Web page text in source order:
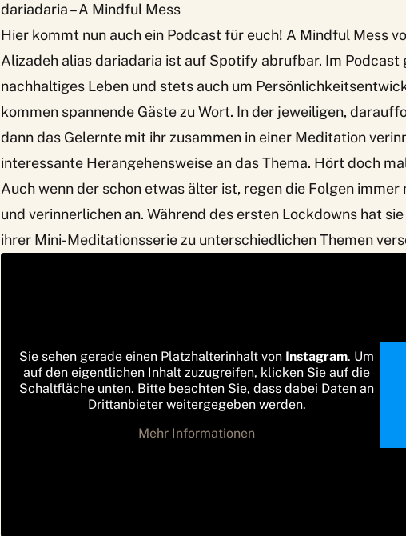
dariadaria – A Mindful Mess
Hier kommt nun auch ein Podcast für euch! A Mindful Mess
Alizadeh alias dariadaria ist auf Spotify abrufbar. Im Podcast
nachhaltiges Leben und stets auch um
kommen spannende Gäste zu Wort. In der jeweiligen,
dann das Gelernte mit ihr zusammen in einer Meditation
interessante Herangehensweise an das Thema. Hört doch
Auch wenn der schon etwas älter ist, regen die Folgen immer
und verinnerlichen an. Während des ersten Lockdowns hat
ihrer Mini-Meditationsserie zu unterschiedlichen Themen
Sie sehen gerade einen Platzhalterinhalt von Instagram. Um
auf den eigentlichen Inhalt zuzugreifen, klicken Sie auf die
Schaltfläche unten. Bitte beachten Sie, dass dabei Daten an
Drittanbieter weitergegeben werden.
Mehr Informationen